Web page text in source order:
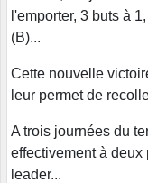
l'emporter, 3 buts à
(B)...
Cette nouvelle
leur permet de
A trois journées du
effectivement à deux
leader...